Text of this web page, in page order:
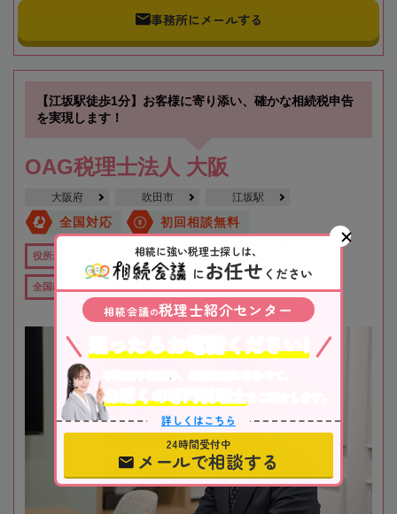
事務所にメールする
【江坂駅徒歩1分】お客様に寄り添い、確かな相続税申告
を実現します！
OAG税理士法人 大阪
大阪府 吹田市 江坂駅
全国対応 初回相談無料
役所から近い 在籍数10名以上 オンライン相談可
全国出張対応可
相続に強い税理士探しは、
にお任せ ください
相続会議の税理士紹介センター
不動産や株式等、相続資産に合わせて、
お近くの専門税理士
をご紹介します。
詳しくはこちら
24時間受付中
メールで相談する